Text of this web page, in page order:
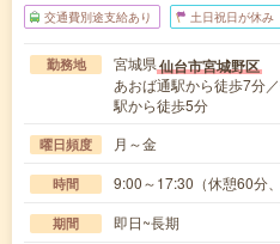
交通費別途支給あり 土日祝日が休み
勤務地 宮城県仙台市宮城野区
あおば通駅から徒歩7分
駅から徒歩5分
曜日頻度 月～金
時間 9:00～17:30（休憩60分
期間 即日~長期